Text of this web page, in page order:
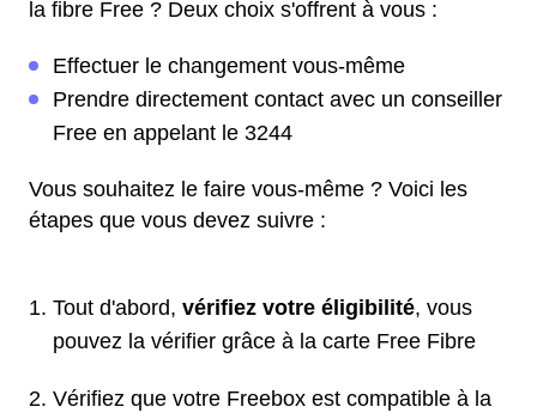
la fibre Free ? Deux choix s'offrent à vous :
Effectuer le changement vous-même
Prendre directement contact avec un conseiller
Free en appelant le 3244
Vous souhaitez le faire vous-même ? Voici les
étapes que vous devez suivre :
Tout d'abord, vérifiez votre éligibilité, vous
pouvez la vérifier grâce à la carte Free Fibre
Vérifiez que votre Freebox est compatible à la